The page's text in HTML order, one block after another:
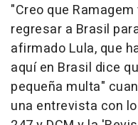
"Creo que
regresar a Brasil
afirmado Lula, que
aquí en Brasil dice
pequeña multa"
una entrevista con